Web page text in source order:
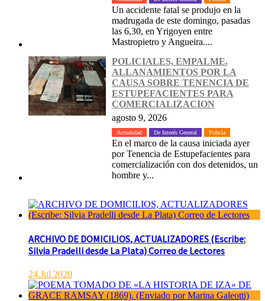
Un accidente fatal se produjo en la
madrugada de este domingo, pasadas
las 6,30, en Yrigoyen entre
Mastropietro y Angueira....
POLICIALES, EMPALME.
ALLANAMIENTOS POR LA
CAUSA SOBRE TENENCIA DE
ESTUPEFACIENTES PARA
COMERCIALIZACION
agosto 9, 2026
Actualidad De Interés General Policía
En el marco de la causa iniciada ayer
por Tenencia de Estupefacientes para
comercialización con dos detenidos, un
hombre y...
ARCHIVO DE DOMICILIOS, ACTUALIZADORES (Escribe:
Silvia Pradelli desde La Plata) Correo de Lectores
24.Jul 2020